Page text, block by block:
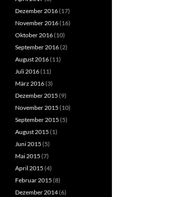
Dezember 2016(17)
November 2016(16)
Oktober 2016(10)
September 2016(2)
August 2016(11)
Juli 2016(11)
März 2016(3)
Dezember 2015 (9)
November 2015 (10)
September 2015 (5)
August 2015 (1)
Juni 2015 (5)
Mai 2015 (7)
April 2015 (4)
Februar 2015 (8)
Dezember 2014(6)